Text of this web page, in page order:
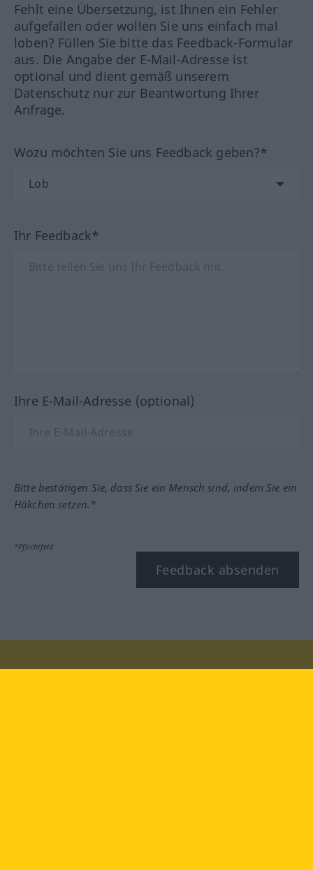
Fehlt eine Übersetzung, ist Ihnen ein Fehler
aufgefallen oder wollen Sie uns einfach mal
loben? Füllen Sie bitte das Feedback-Formular
aus. Die Angabe der E-Mail-Adresse ist
optional und dient gemäß unserem
Datenschutz nur zur Beantwortung Ihrer
Anfrage.
Wozu möchten Sie uns Feedback geben?*
Ihr Feedback*
Ihre E-Mail-Adresse (optional)
Bitte bestätigen Sie, dass Sie ein Mensch sind, indem Sie ein
Häkchen setzen.*
*Pflichtfeld
Feedback absenden